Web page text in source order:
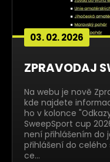
03. 02. 2026
ZPRAVODAJ
Na webu je nově
kde najdete
ho v kolonce
SweepSport cup
není přihlášením do
přihlášení do celého
ce…